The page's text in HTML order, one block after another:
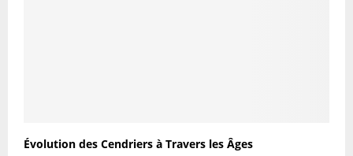
Évolution des Cendriers à Travers les Âges